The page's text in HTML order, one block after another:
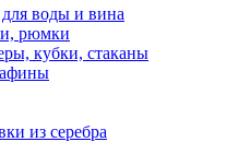
воды и вина
рюмки
кубки, стаканы
из серебра